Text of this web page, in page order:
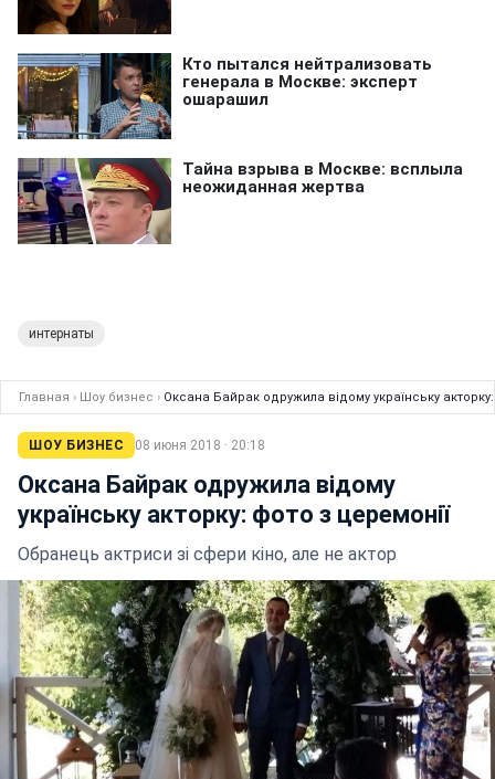
интернаты
Главная › Шоу бизнес › Оксана Байрак одружила відому українську
ШОУ БИЗНЕС 08 июня 2018 · 20:18
Оксана Байрак одружила відому
українську акторку: фото з церемонії
Обранець актриси зі сфери кіно, але не актор